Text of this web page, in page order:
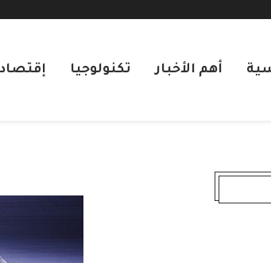
أهم الأخبار تكنولوجيا إقتصاد